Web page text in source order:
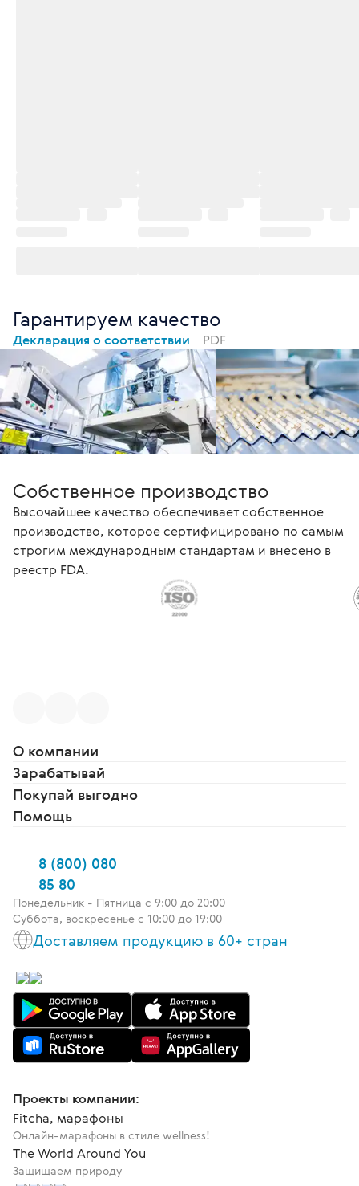
Гарантируем качество
Декларация о соответствии PDF
Собственное производство
Высочайшее качество обеспечивает собственное
производство, которое сертифицировано по самым
строгим международным стандартам и внесено в
реестр FDA.
О компании
Зарабатывай
Покупай выгодно
Помощь
8 (800) 080
85 80
Понедельник - Пятница c 9:00 до 20:00
Суббота, воскресенье с 10:00 до 19:00
Доставляем продукцию в 60+ стран
Проекты компании:
Fitcha, марафоны
Онлайн-марафоны в стиле wellness!
The World Around You
Защищаем природу